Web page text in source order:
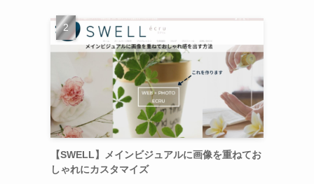
【SWELL】メインビジュアルに画像を重ねてお
しゃれにカスタマイズ